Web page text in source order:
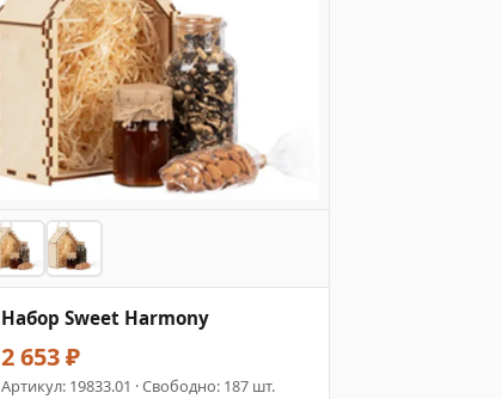
Набор Sweet Harmony
2 653 ₽
Артикул: 19833.01 · Свободно: 187 шт.